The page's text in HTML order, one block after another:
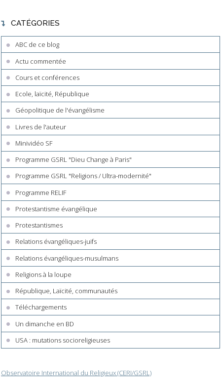
CATÉGORIES
ABC de ce blog
Actu commentée
Cours et conférences
Ecole, laïcité, République
Géopolitique de l'évangélisme
Livres de l'auteur
Minividéo SF
Programme GSRL "Dieu Change à Paris"
Programme GSRL "Religions / Ultra-modernité"
Programme RELIF
Protestantisme évangélique
Protestantismes
Relations évangéliques-juifs
Relations évangéliques-musulmans
Religions à la loupe
République, Laïcité, communautés
Téléchargements
Un dimanche en BD
USA : mutations socioreligieuses
Observatoire International du Religieux (CERI/GSRL)